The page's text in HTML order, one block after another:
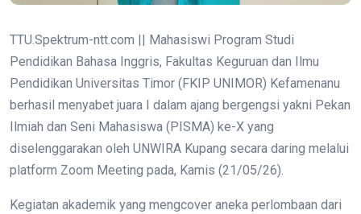
TTU.Spektrum-ntt.com || Mahasiswi Program Studi
Pendidikan Bahasa Inggris, Fakultas Keguruan dan Ilmu
Pendidikan Universitas Timor (FKIP UNIMOR) Kefamenanu
berhasil menyabet juara I dalam ajang bergengsi yakni Pekan
Ilmiah dan Seni Mahasiswa (PISMA) ke-X yang
diselenggarakan oleh UNWIRA Kupang secara daring melalui
platform Zoom Meeting pada, Kamis (21/05/26).
Kegiatan akademik yang mengcover aneka perlombaan dari